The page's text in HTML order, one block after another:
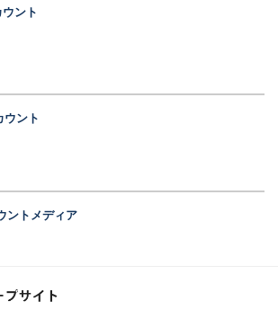
ント
ント
ントメディア